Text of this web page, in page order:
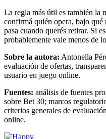
La regla más útil es también la
confirmá quién opera, bajo
pasa cuando querés retirar. Si
probablemente vale menos de
Sobre la autora: Antonella
evaluación de ofertas,
usuario en juego online.
Fuentes: análisis de fuentes
sobre Bet 30; marcos
criterios generales de
online.